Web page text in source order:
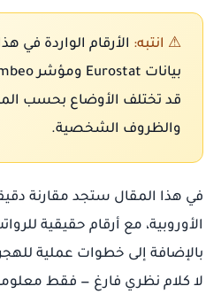
⚠ انتبه: الأرقام الواردة في
قد تختلف الأوضاع بحسب
والظروف الشخصية.
في هذا المقال ستجد مقارنة
الأوروبية، مع أرقام حقيقية
بالإضافة إلى خطوات عملية
لا كلام نظري فارغ — فقط